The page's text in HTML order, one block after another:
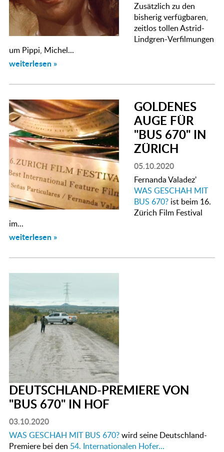
Zusätzlich zu den
bisherig verfügbaren,
zeitlos tollen Astrid-
Lindgren-Verfilmungen
um Pippi, Michel...
weiterlesen »
GOLDENES
AUGE FÜR
"BUS 670" IN
ZÜRICH
05.10.2020
Fernanda Valadez'
WAS GESCHAH MIT
BUS 670?ist beim 16.
Zürich Film Festival
im...
weiterlesen »
DEUTSCHLAND-PREMIERE VON
"BUS 670" IN HOF
03.10.2020
WAS GESCHAH MIT BUS 670?wird seine Deutschland-
Premiere bei den 54. Internationalen Hofer...